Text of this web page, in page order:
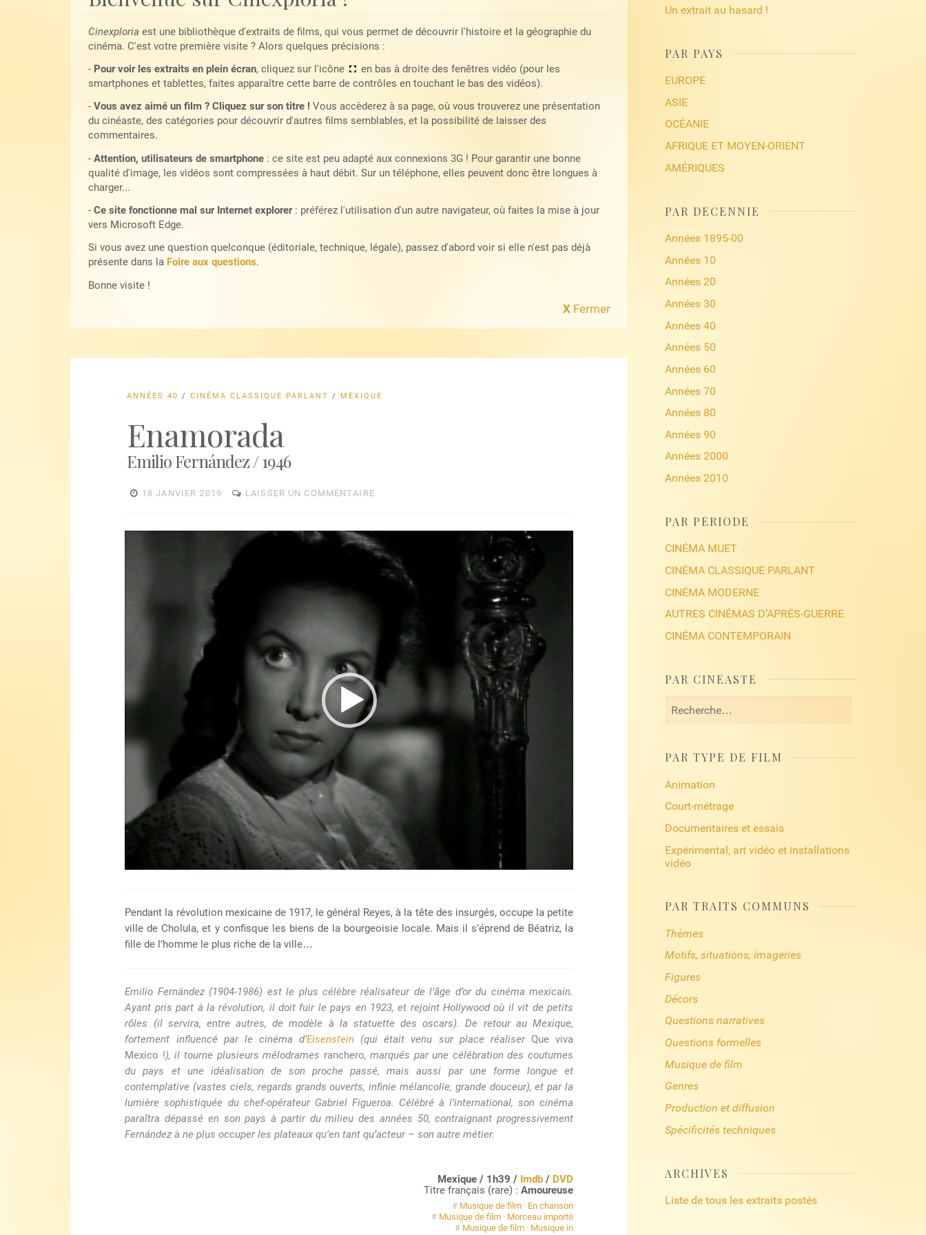
Cinexploria est une bibliothèque d'extraits de films, qui vous permet de découvrir l'histoire et la géographie du
cinéma. C'est votre première visite ? Alors quelques précisions :
- Pour voir les extraits en plein écran, cliquez sur l'icône
en bas à droite des fenêtres vidéo (pour les
smartphones et tablettes, faites apparaître cette barre de contrôles en touchant le bas des vidéos).
- Vous avez aimé un film ? Cliquez sur son titre !Vous accèderez à sa page, où vous trouverez une présentation
du cinéaste, des catégories pour découvrir d'autres films semblables, et la possibilité de laisser des
commentaires.
- Attention, utilisateurs de smartphone : ce site est peu adapté aux connexions 3G ! Pour garantir une bonne
qualité d'image, les vidéos sont compressées à haut débit. Sur un téléphone, elles peuvent donc être longues à
charger...
- Ce site fonctionne mal sur Internet explorer: préférez l'utilisation d'un autre navigateur, où faites la mise à jour
vers Microsoft Edge.
Si vous avez une question quelconque (éditoriale, technique, légale), passez d'abord voir si elle n'est pas déjà
présente dans la Foire aux questions.
Bonne visite !
XFermer
ANNÉES 40 / CINÉMA CLASSIQUE PARLANT / MEXIQUE
Enamorada
Emilio Fernández / 1946
18 JANVIER 2019 LAISSER UN COMMENTAIRE
Pendant la révolution mexicaine de 1917, le général Reyes, à la tête des insurgés, occupe la petite
ville de Cholula, et y confisque les biens de la bourgeoisie locale. Mais il s’éprend de Béatriz, la
fille de l’homme le plus riche de la ville…
Emilio Fernández (1904-1986) est le plus célèbre réalisateur de l’âge d’or du cinéma mexicain.
Ayant pris part à la révolution, il doit fuir le pays en 1923, et rejoint Hollywood où il vit de petits
rôles (il servira, entre autres, de modèle à la statuette des oscars). De retour au Mexique,
fortement influencé par le cinéma d’Eisenstein (qui était venu sur place réaliser Que viva
Mexico !), il tourne plusieurs mélodrames ranchero, marqués par une célébration des coutumes
du pays et une idéalisation de son proche passé, mais aussi par une forme longue et
contemplative (vastes ciels, regards grands ouverts, infinie mélancolie, grande douceur), et par la
lumière sophistiquée du chef-opérateur Gabriel Figueroa. Célébré à l’international, son cinéma
paraîtra dépassé en son pays à partir du milieu des années 50, contraignant progressivement
Fernández à ne plus occuper les plateaux qu’en tant qu’acteur – son autre métier.
Mexique / 1h39 / Imdb / DVD
Titre français (rare) : Amoureuse
# Musique de film · En chanson
# Musique de film · Morceau importé
# Musique de film · Musique in
Un extrait au hasard !
PAR PAYS
EUROPE
ASIE
OCÉANIE
AFRIQUE ET MOYEN-ORIENT
AMÉRIQUES
PAR DÉCENNIE
Années 1895-00
Années 10
Années 20
Années 30
Années 40
Années 50
Années 60
Années 70
Années 80
Années 90
Années 2000
Années 2010
PAR PÉRIODE
CINÉMA MUET
CINÉMA CLASSIQUE PARLANT
CINÉMA MODERNE
AUTRES CINÉMAS D’APRÈS-GUERRE
CINÉMA CONTEMPORAIN
PAR CINÉASTE
PAR TYPE DE FILM
Animation
Court-métrage
Documentaires et essais
Expérimental, art vidéo et installations
vidéo
PAR TRAITS COMMUNS
Thèmes
Motifs, situations, imageries
Figures
Décors
Questions narratives
Questions formelles
Musique de film
Genres
Production et diffusion
Spécificités techniques
ARCHIVES
Liste de tous les extraits postés